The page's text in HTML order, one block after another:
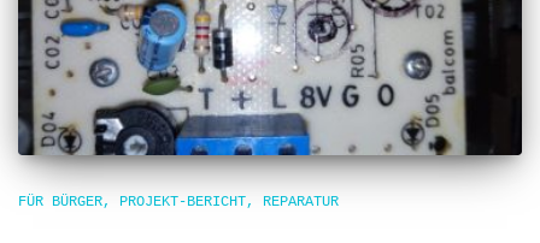
FÜR BÜRGER PROJEKT-BERICHT REPARATUR